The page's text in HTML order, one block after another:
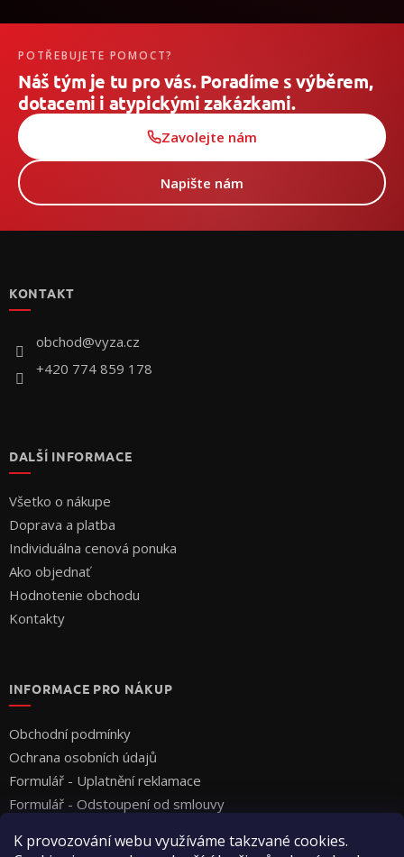
K provozování webu využíváme takzvané cookies.
POTŘEBUJETE POMOCT?
Náš tým je tu pro vás. Poradíme s výběrem,
dotacemi i atypickými zakázkami.
Zavolejte nám
Napište nám
KONTAKT
obchod@vyza.cz
+420 774 859 178
DALŠÍ INFORMACE
Všetko o nákupe
Doprava a platba
Individuálna cenová ponuka
Ako objednať
Hodnotenie obchodu
Kontakty
INFORMACE PRO NÁKUP
Obchodní podmínky
Ochrana osobních údajů
Formulář - Uplatnění reklamace
Formulář - Odstoupení od smlouvy